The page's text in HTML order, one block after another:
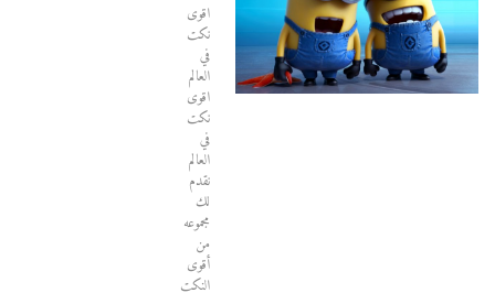
اقوى
نكت
في
العالم
اقوى
نكت
في
العالم
نقدم
لك
مجموعه
من
أقوى
النكت